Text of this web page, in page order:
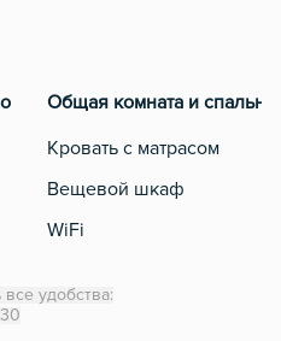
Общая комната и спальня
Кровать с матрасом
Вещевой шкаф
WiFi
все удобства:
30